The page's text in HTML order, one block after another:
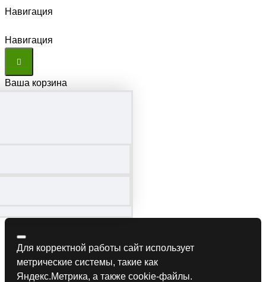
Навигация
Навигация
Ваша корзина
Для корректной работы сайт использует
метрические системы, такие как
Яндекс.Метрика, а также cookie-файлы.